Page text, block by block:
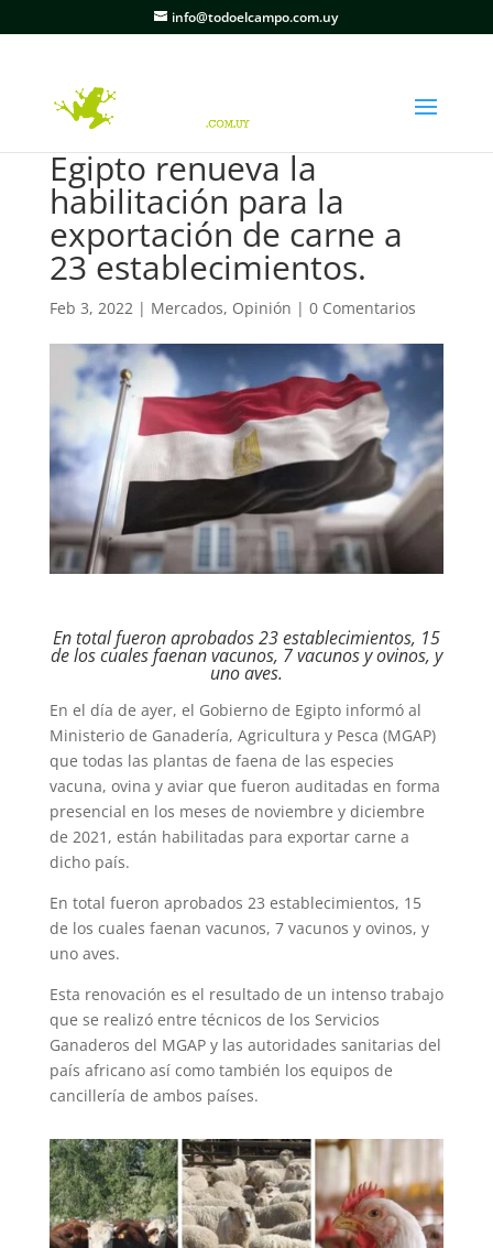
info@todoelcampo.com.uy
Egipto renueva la
habilitación para la
exportación de carne a
23 establecimientos.
Feb 3, 2022| Mercados, Opinión | 0 Comentarios
En total fueron aprobados 23 establecimientos, 15
de los cuales faenan vacunos, 7 vacunos y ovinos, y
uno aves.
En el día de ayer, el Gobierno de Egipto informó al
Ministerio de Ganadería, Agricultura y Pesca (MGAP)
que todas las plantas de faena de las especies
vacuna, ovina y aviar que fueron auditadas en forma
presencial en los meses de noviembre y diciembre
de 2021, están habilitadas para exportar carne a
dicho país.
En total fueron aprobados 23 establecimientos, 15
de los cuales faenan vacunos, 7 vacunos y ovinos, y
uno aves.
Esta renovación es el resultado de un intenso trabajo
que se realizó entre técnicos de los Servicios
Ganaderos del MGAP y las autoridades sanitarias del
país africano así como también los equipos de
cancillería de ambos países.